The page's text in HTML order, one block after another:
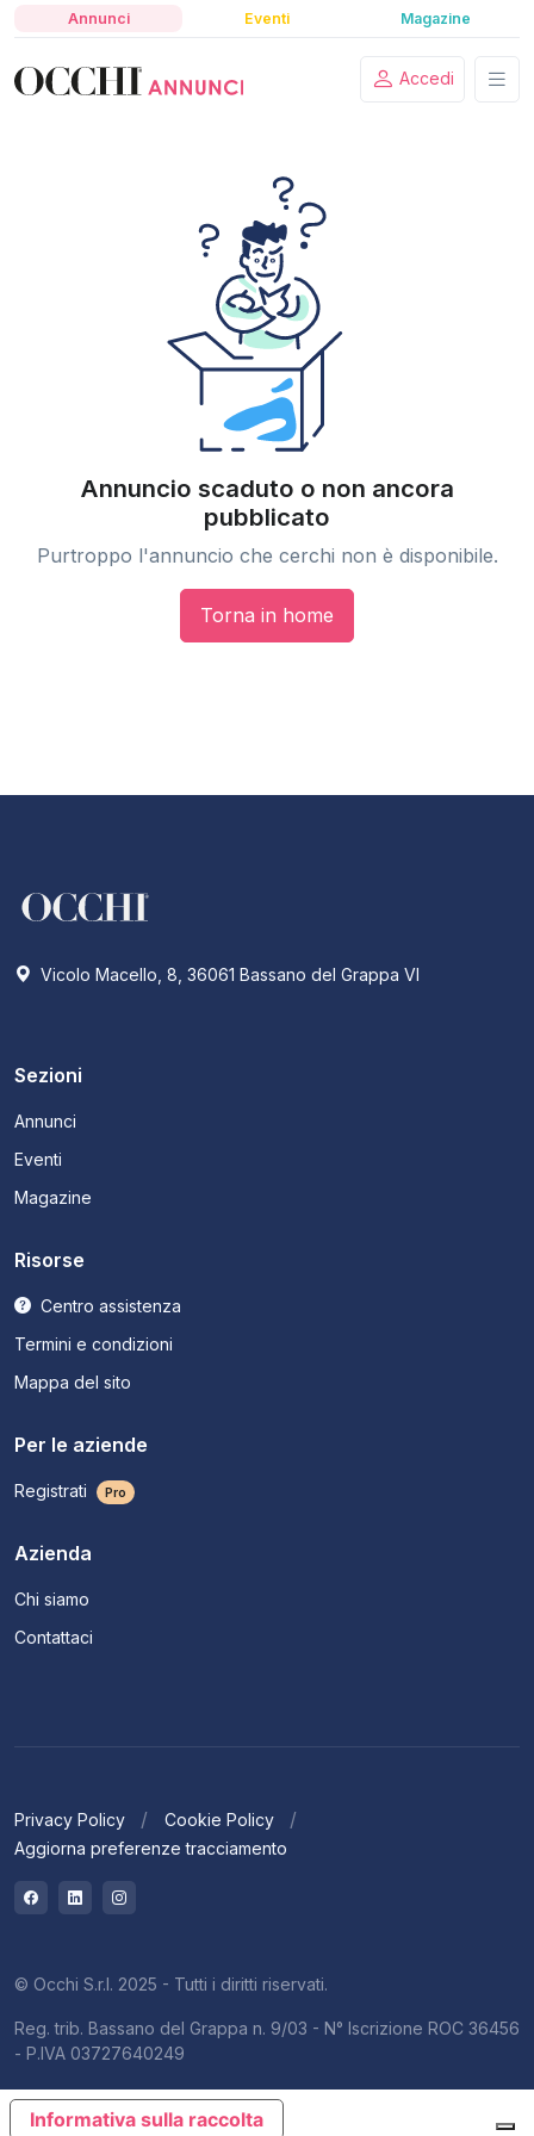
Annunci Eventi Magazine
Accedi
Annuncio scaduto o non ancora
pubblicato
Purtroppo l'annuncio che cerchi non è disponibile.
Torna in home
Vicolo Macello, 8, 36061 Bassano del Grappa VI
Sezioni
Annunci
Eventi
Magazine
Risorse
Centro assistenza
Termini e condizioni
Mappa del sito
Per le aziende
Registrati Pro
Azienda
Chi siamo
Contattaci
Privacy Policy
Cookie Policy
Aggiorna preferenze tracciamento
© Occhi S.r.l. 2025 - Tutti i diritti riservati.
Reg. trib. Bassano del Grappa n. 9/03 - N° Iscrizione ROC 36456
- P.IVA 03727640249
Informativa sulla raccolta